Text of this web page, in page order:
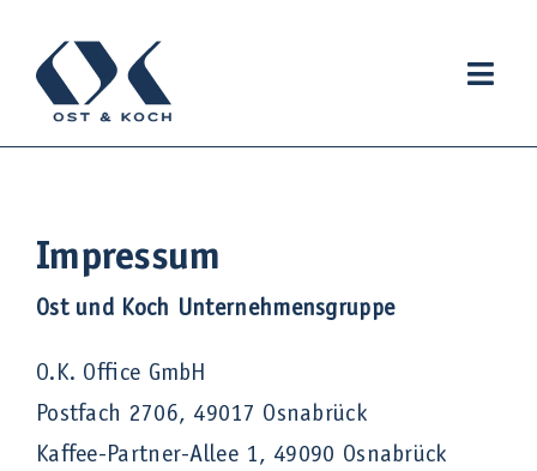
Inhalt
springen
Businesspark Netter Heide
Unser Team
Soziales Engagement
Impressum
Ost und Koch Unternehmensgruppe
O.K. Office GmbH
Postfach 2706, 49017 Osnabrück
Kaffee-Partner-Allee 1, 49090 Osnabrück